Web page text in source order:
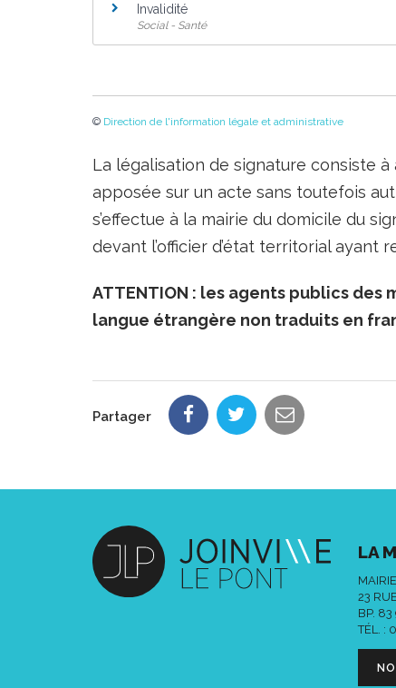
Invalidité
Social - Santé
© Direction de l'information légale et administrative
La légalisation de signature consiste à
apposée sur un acte sans toutefois
s’effectue à la mairie du domicile du
devant l’officier d’état territorial ayant
ATTENTION : les agents publics
langue étrangère non traduits en
Partager
LA
23
BP. 83
TÉL. :